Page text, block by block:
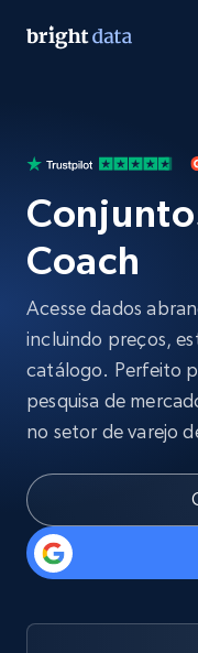
Coach
Acesse dados
incluindo preços,
catálogo. Perfeito
pesquisa de
no setor de varejo